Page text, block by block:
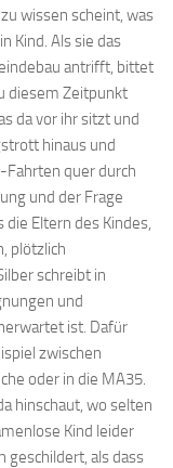
wissen scheint, was
Kind. Als sie das
antrifft, bittet
diesem Zeitpunkt
da vor ihr sitzt und
hinaus und
quer durch
und der Frage
die Eltern des Kindes,
plötzlich
schreibt in
und
ist. Dafür
zwischen
oder in die MA35.
hinschaut, wo selten
Kind leider
geschildert, als dass